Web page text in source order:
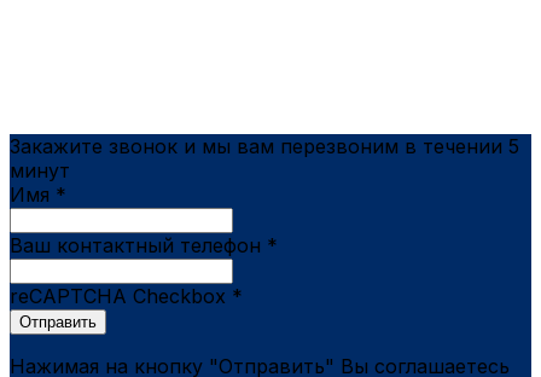
Закажите звонок и мы вам перезвоним в течении 5
минут
Имя *
Ваш контактный телефон *
reCAPTCHA Checkbox *
Отправить
Нажимая на кнопку "Отправить" Вы соглашаетесь